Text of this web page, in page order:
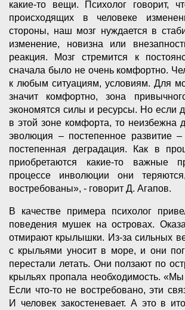
какие-то вещи. Психолог говорит,
происходящих в человеке
стороны, наш мозг нуждается в
изменение, новизна или
реакция. Мозг стремится к
сначала было не очень комфортно.
к любым ситуациям, условиям. Для
значит комфортно, зона
экономятся силы и ресурсы. Но если
в этой зоне комфорта, то неизбежна
эволюция – постепенное развитие
постепенная деградация. Как в
приобретаются какие-то важные
процессе инволюции они
востребованы», - говорит Д. Агапов.
В качестве примера психолог
поведения мушек на островах.
отмирают крылышки. Из-за сильных
с крыльями уносит в море, и они
перестали летать. Они ползают по
крыльях пропала необходимость.
Если что-то не востребовано, эти
И человек закостеневает. А это в